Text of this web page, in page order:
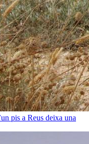
pis a Reus deixa una